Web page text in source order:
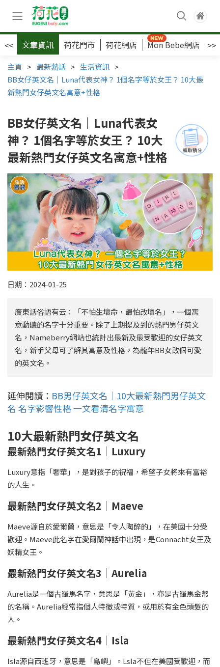
<< 文章資訊 荷花門市 荷花網店 Mon Bebe網店 >>
主頁 > 最新熱話 > 生活資訊 >
BB女仔英文名｜Luna代表女神？ 1個名字等於女王？ 10大最
新熱門女仔英文名寓意+性格
BB女仔英文名｜Luna代表女
神？ 1個名字等於女王？ 10大
最新熱門女仔英文名寓意+性格
日期：2024-01-25
廣東話俗語有云：「不怕生壞命，最怕改壞名」，一個寓
意動聽的名字十分重要。除了上期提及到的熱門男仔英文
名，Nameberry網站也統計出最新及最受歡迎的女仔英文
名，新手父母可了解其寓意及性格，為龍年BB女改個可愛
的英文名。
延伸閱讀： BB男仔英文名｜10大最新熱門男仔英文
名 名字影響性格 一文看清名字寓意
10大最新熱門女仔英文名
最新熱門女仔英文名1｜Luxury
Luxury意指「奢華」，是對孩子的祝福，希望子女將來有富裕
的人生。
最新熱門女仔英文名2｜Maeve
Maeve源自於愛爾蘭，意思是「令人陶醉的」，在美國十分受
歡迎。Maeve此名字在愛爾蘭神話中出現，是Connacht女王及
妖精女王。
最新熱門女仔英文名3｜Aurelia
Aurelia是一個古羅馬名字，意思是「黃金」，亦是古羅馬金幣
的名稱。Aurelia經常指個人特徵或特質，或用於有金色頭髮的
人。
最新熱門女仔英文名4｜Isla
Isla源自西班牙，意思是「島嶼」。Lsla不但在美國受歡迎，而